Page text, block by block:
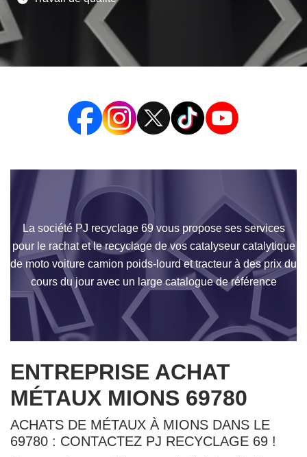
La société PJ recyclage 69 vous propose ses services
pour le rachat et le recyclage de vos catalyseur catalytique
de moto voiture camion poids-lourd et tracteur à des prix du
cours du jour avec un large catalogue de référence
ENTREPRISE ACHAT
MÉTAUX MIONS 69780
ACHATS DE MÉTAUX À MIONS DANS LE
69780 : CONTACTEZ PJ RECYCLAGE 69 !